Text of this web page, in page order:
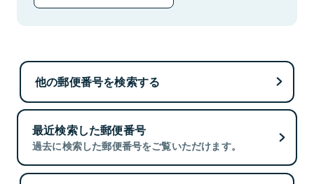
他の郵便番号を検索する
最近検索した郵便番号
過去に検索した郵便番号をご覧いただけます。